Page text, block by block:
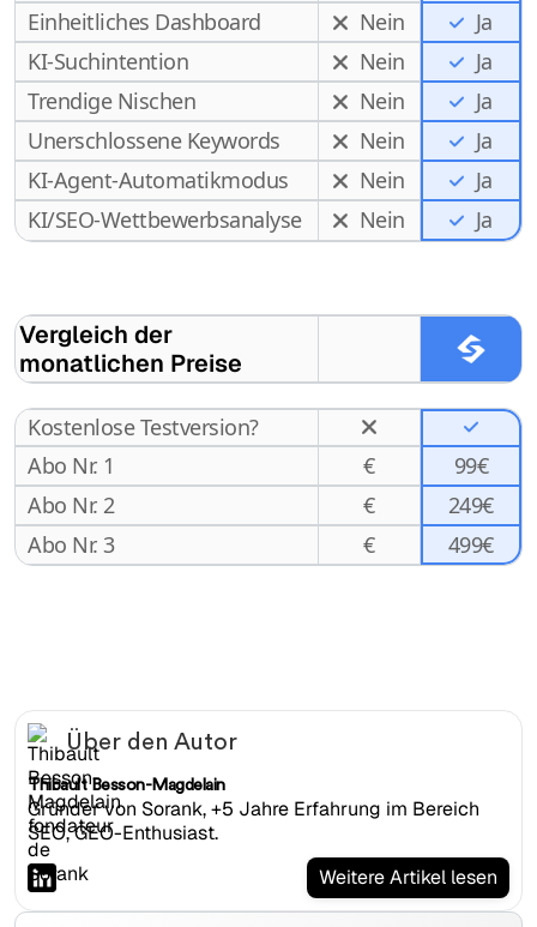
Einheitliches Dashboard
Nein
Ja
KI-Suchintention
Nein
Ja
Trendige Nischen
Nein
Ja
Unerschlossene Keywords
Nein
Ja
KI-Agent-Automatikmodus
Nein
Ja
KI/SEO-Wettbewerbsanalyse
Nein Ja
Vergleich der
monatlichen Preise
Kostenlose Testversion?
Abo Nr. 1
€
99€
Abo Nr. 2
€
249€
Abo Nr. 3
€ 499€
Über den Autor
Thibault Besson-Magdelain
Gründer von Sorank, +5 Jahre Erfahrung im Bereich
SEO, GEO-Enthusiast.
Weitere Artikel lesen